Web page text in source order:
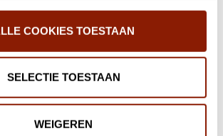
COOKIES TOESTAAN
SELECTIE TOESTAAN
WEIGEREN
van handige app naar
van werken
en STEVIG